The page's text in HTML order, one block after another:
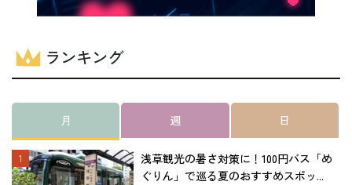
ランキング
月 週 日
浅草観光の暑さ対策に！100円バス「め
ぐりん」で巡る夏のおすすめスポッ...